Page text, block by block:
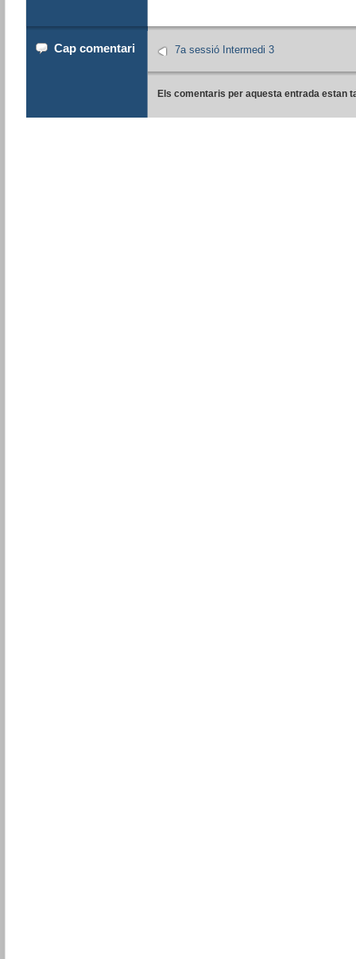
Cap comentari 7a sessió Intermedi 3
Els comentaris per aquesta entrada estan